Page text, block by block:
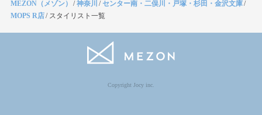
MEZON（メゾン） /神奈川 /センター南・二俣川・戸塚・杉田・金沢文庫/
MOPS R店/ スタイリスト一覧
Copyright Jocy inc.